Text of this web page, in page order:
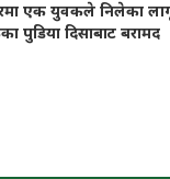
एक युवकले निलेका
पुडिया दिसाबाट बरामद